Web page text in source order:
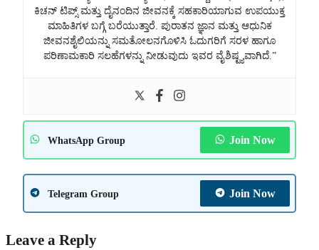
ಕಿಚನ್ ಟಿಪ್ಸ್ ಮತ್ತು ದೈನಂದಿನ ಜೀವನಕ್ಕೆ ಸಹಕಾರಿಯಾಗುವ ಉಪಯುಕ್ತ
ಮಾಹಿತಿಗಳ ಬಗ್ಗೆ ಬರೆಯುತ್ತಾರೆ. ಪುರಾತನ ಜ್ಞಾನ ಮತ್ತು ಆಧುನಿಕ
ಜೀವನಶೈಲಿಯನ್ನು ಸಮತೋಲನಗೊಳಿಸಿ ಓದುಗರಿಗೆ ಸರಳ ಹಾಗೂ
ಪರಿಣಾಮಕಾರಿ ಸಲಹೆಗಳನ್ನು ನೀಡುವುದು ಇವರ ವೈಶಿಷ್ಟ್ಯವಾಗಿದೆ.”
WhatsApp Group Join Now
Telegram Group Join Now
Leave a Reply